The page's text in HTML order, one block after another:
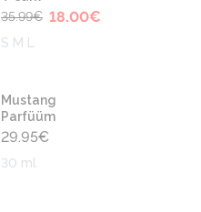
35.99€ 18.00€
S M L
Mustang
Parfüüm
29.95€
30 ml